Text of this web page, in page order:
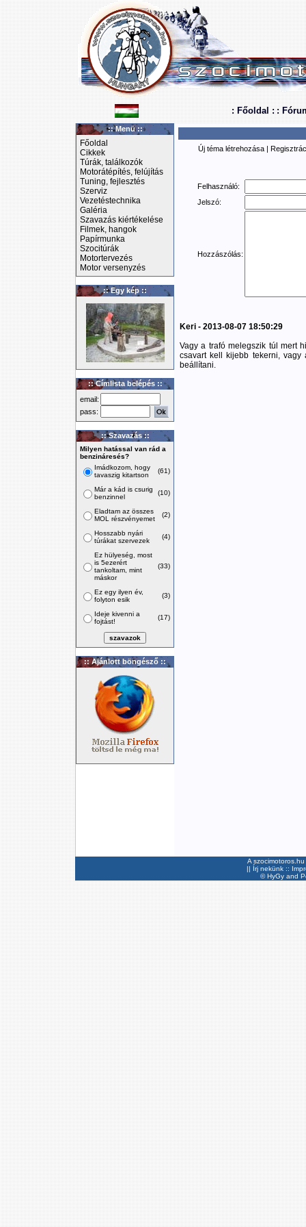
: Főoldal : :
:: Menü ::
Főoldal
Cikkek
Túrák, találkozók
Motorátépítés, felújítás
Tuning, fejlesztés
Szerviz
Vezetéstechnika
Galéria
Szavazás kiértékelése
Filmek, hangok
Papírmunka
Szocitúrák
Motortervezés
Motor versenyzés
:: Egy kép ::
:: Címlista belépés ::
email:
pass:
:: Szavazás ::
Milyen hatással van rád a
benzináresés?
Imádkozom, hogy
tavaszig kitartson
(61)
Már a kád is csurig
benzinnel
(10)
Eladtam az összes
MOL részvényemet
(2)
Hosszabb nyári
túrákat szervezek
(4)
Ez hülyeség, most
is 5ezerért
tankoltam, mint
máskor
(33)
Ez egy ilyen év,
folyton esik
(3)
Ideje kivenni a
fojtást!
(17)
:: Ajánlott böngésző ::
Új téma létrehozása |
Felhasználó:
Jelszó:
Hozzászólás:
Keri - 2013-08-07 18:50:29
Vagy a trafó melegszik túl mert
csavart kell kijebb tekerni, vagy
beállítani.
A
|| Írj nekünk ::
©HyGyand